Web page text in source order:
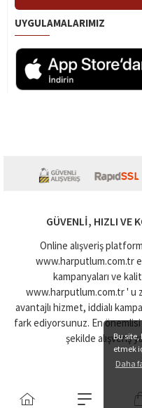
Bu
etmek
Daha
UYGULAMALARIMIZ
GÜVENLI, HIZLI VE
Online alışveriş
www.harputlum.com.tr
kampanyaları ve
www.harputlum.com.tr '
avantajlı hizmet, iddialı
fark ediyorsunuz. En
şekilde alışveriş